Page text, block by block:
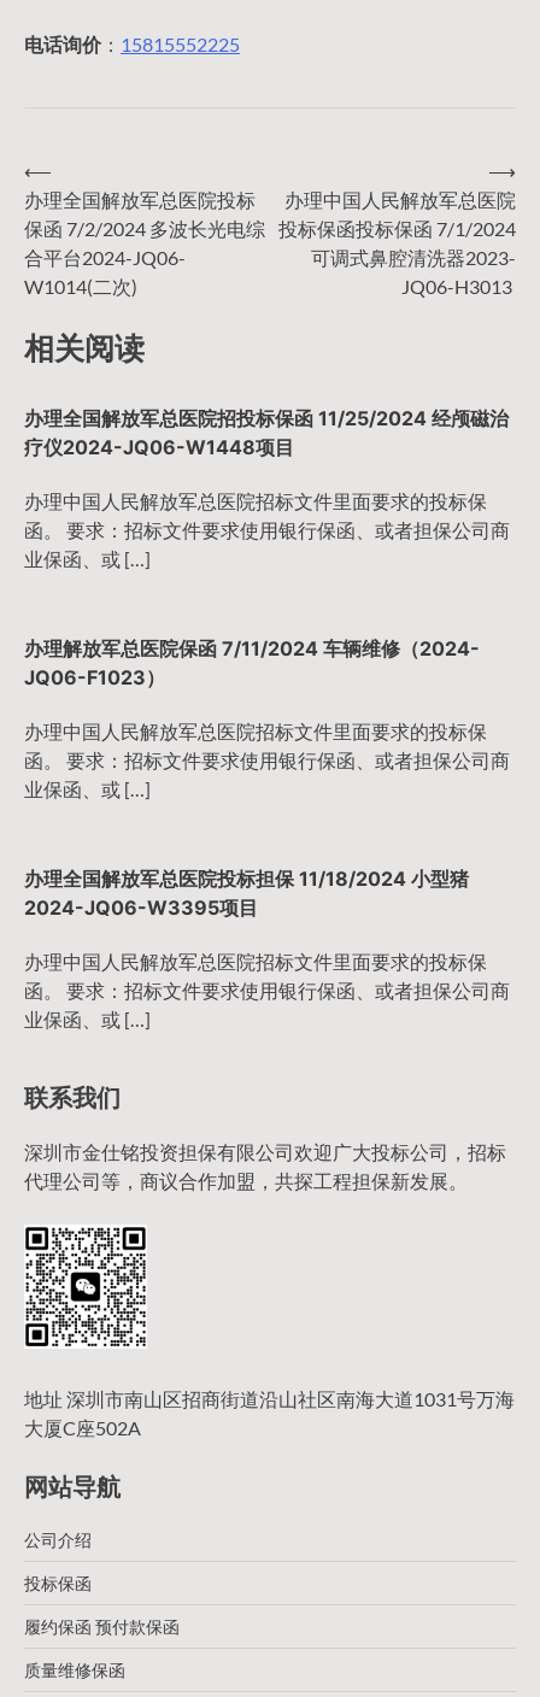
电话询价： 15815552225
文
章
导
⟵
办理全国解放军总医院投标
保函 7/2/2024 多波长光电综
合平台2024-JQ06-
W1014(二次)
办理中国人民解放军总医院
投标保函投标保函 7/1/2024
可调式鼻腔清洗器2023-
JQ06-H3013
⟶
相关阅读
办理全国解放军总医院招投标保函 11/25/2024 经颅磁治
疗仪2024-JQ06-W1448项目
办理中国人民解放军总医院招标文件里面要求的投标保
函。 要求：招标文件要求使用银行保函、或者担保公司商
业保函、或 […]
办理解放军总医院保函 7/11/2024 车辆维修（2024-
JQ06-F1023）
办理中国人民解放军总医院招标文件里面要求的投标保
函。 要求：招标文件要求使用银行保函、或者担保公司商
业保函、或 […]
办理全国解放军总医院投标担保 11/18/2024 小型猪
2024-JQ06-W3395项目
办理中国人民解放军总医院招标文件里面要求的投标保
函。 要求：招标文件要求使用银行保函、或者担保公司商
业保函、或 […]
联系我们
深圳市金仕铭投资担保有限公司欢迎广大投标公司，招标
代理公司等，商议合作加盟，共探工程担保新发展。
地址 深圳市南山区招商街道沿山社区南海大道1031号万海
大厦C座502A
网站导航
公司介绍
投标保函
履约保函 预付款保函
质量维修保函